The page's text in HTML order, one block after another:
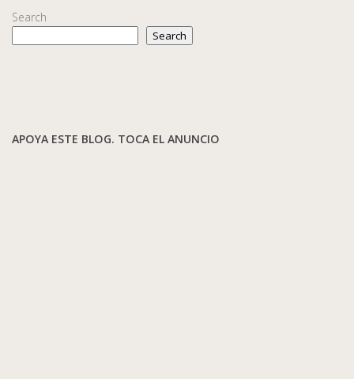
Search
Search
APOYA ESTE BLOG. TOCA EL ANUNCIO